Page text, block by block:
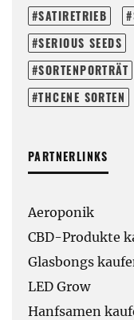
SATIRETRIEB
SERIOUS SEEDS
SORTENPORTRÄT
THCENE SORTEN
PARTNERLINKS
Aeroponik
CBD-Produkte
Glasbongs
LED Grow
Hanfsamen